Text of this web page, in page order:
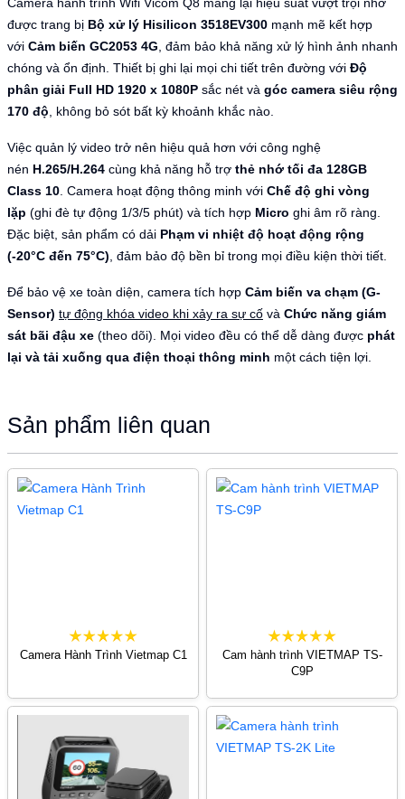
được trang bị Bộ xử lý Hisilicon 3518EV300 mạnh mẽ kết hợp
với Cảm biến GC2053 4G , đảm bảo khả năng xử lý hình ảnh nhanh
chóng và ổn định. Thiết bị ghi lại mọi chi tiết trên đường với Độ
phân giải Full HD 1920 x 1080P sắc nét và góc camera siêu rộng
170 độ , không bỏ sót bất kỳ khoảnh khắc nào.
Việc quản lý video trở nên hiệu quả hơn với công nghệ
nén H.265/H.264 cùng khả năng hỗ trợ thẻ nhớ tối đa 128GB
Class 10 . Camera hoạt động thông minh với Chế độ ghi vòng
lặp (ghi đè tự động 1/3/5 phút) và tích hợp Micro ghi âm rõ ràng.
Đặc biệt, sản phẩm có dải Phạm vi nhiệt độ hoạt động rộng
(-20°C đến 75°C) , đảm bảo độ bền bỉ trong mọi điều kiện thời tiết.
Để bảo vệ xe toàn diện, camera tích hợp Cảm biến va chạm (G-
Sensor) tự động khóa video khi xảy ra sự cố và Chức năng giám
sát bãi đậu xe (theo dõi). Mọi video đều có thể dễ dàng được phát
lại và tải xuống qua điện thoại thông minh một cách tiện lợi.
Sản phẩm liên quan
Camera Hành Trình Vietmap C1
Cam hành trình VIETMAP TS-
C9P